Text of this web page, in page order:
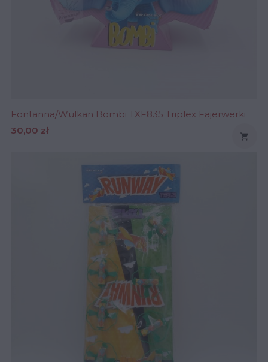
Fontanna/Wulkan Bombi TXF835 Triplex Fajerwerki
Cena
30,00 zł
